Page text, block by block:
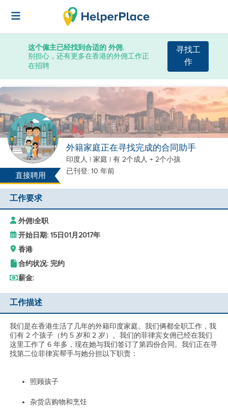
这个僱主已经找到合适的 外佣.
别担心，还有更多在香港的外佣工作正
在招聘
寻找工
作
直接聘用
外籍家庭正在寻找完成的合同助手
印度人 | 家庭 | 有 2个成人 + 2个小孩
已刊登: 10 年前
工作要求
外佣|全职
开始日期: 15日01月2017年
香港
合约状况: 完约
薪金:
工作描述
我们是在香港生活了几年的外籍印度家庭。我们俩都全职工作，我
们有 2 个孩子（约 5 岁和 2 岁）。我们的菲律宾女佣已经在我们
这里工作了 6 年多，现在她与我们签订了第四份合同。我们正在寻
找第二位菲律宾帮手与她分担以下职责：
照顾孩子
杂货店购物和烹饪